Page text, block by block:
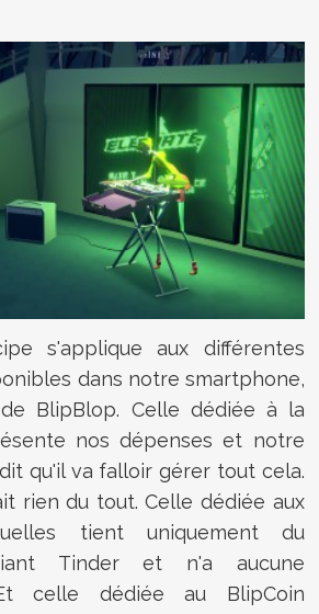
s'applique aux différentes
dans notre smartphone,
BlipBlop. Celle dédiée à la
nos dépenses et notre
qu'il va falloir gérer tout cela.
rien du tout. Celle dédiée aux
tient uniquement du
Tinder et n'a aucune
celle dédiée au BlipCoin